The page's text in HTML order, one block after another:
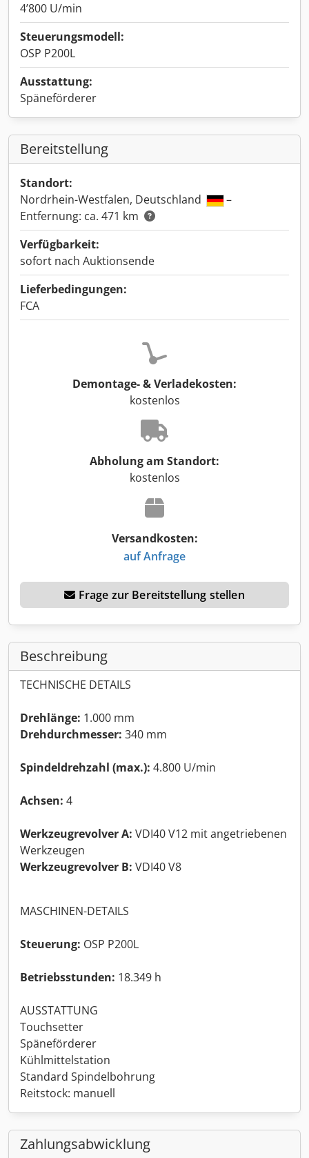
4’800 U/min
Steuerungsmodell:
OSP P200L
Ausstattung:
Späneförderer
Bereitstellung
Standort:
Nordrhein-Westfalen, Deutschland
–
Entfernung: ca. 471 km
Verfügbarkeit:
sofort nach Auktionsende
Lieferbedingungen:
FCA
Demontage- & Verladekosten:
kostenlos
Abholung am Standort:
kostenlos
Versandkosten:
auf Anfrage
Frage zur Bereitstellung stellen
Beschreibung
TECHNISCHE DETAILS
Drehlänge: 1.000 mm
Drehdurchmesser: 340 mm
Spindeldrehzahl (max.): 4.800 U/min
Achsen: 4
Werkzeugrevolver A: VDI40 V12 mit angetriebenen
Werkzeugen
Werkzeugrevolver B: VDI40 V8
MASCHINEN-DETAILS
Steuerung: OSP P200L
Betriebsstunden: 18.349 h
AUSSTATTUNG
Touchsetter
Späneförderer
Kühlmittelstation
Standard Spindelbohrung
Reitstock: manuell
Zahlungsabwicklung